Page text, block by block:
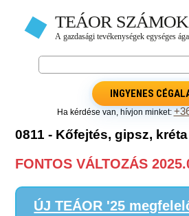
INGYENES
Ha kérdése van, hívjon minket:
0811 - Kőfejtés, gipsz,
FONTOS VÁLTOZÁS
ÚJ TEÁOR '25